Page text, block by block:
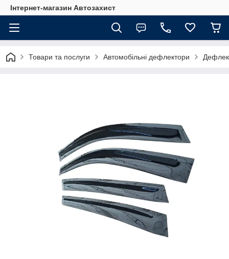
Інтернет-магазин Автозахист
Товари та послуги Автомобільні дефлектори